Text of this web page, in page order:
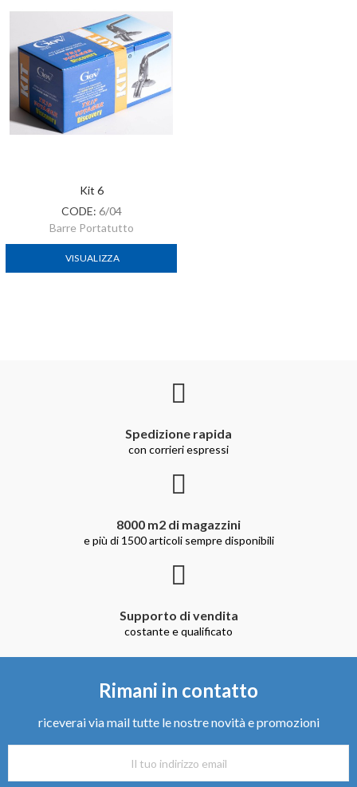
Kit 6
CODE: 6/04
Barre Portatutto
VISUALIZZA
Spedizione rapida
con corrieri espressi
8000 m2 di magazzini
e più di 1500 articoli sempre disponibili
Supporto di vendita
costante e qualificato
Rimani in contatto
riceverai via mail tutte le nostre novità e promozioni